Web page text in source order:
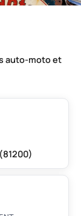
auto-moto et